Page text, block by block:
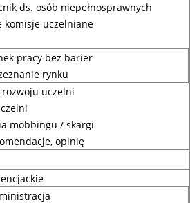
ds. osób niepełnosprawnych
komisje uczelniane
pracy bez barier
rynku
uczelni
mobbingu / skargi
opinię